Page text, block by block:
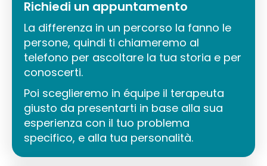
Richiedi un appuntamento
La differenza in un percorso la fanno le
persone, quindi ti chiameremo al
telefono per ascoltare la tua storia e per
conoscerti.
Poi sceglieremo in équipe il terapeuta
giusto da presentarti in base alla sua
esperienza con il tuo problema
specifico, e alla tua personalità.